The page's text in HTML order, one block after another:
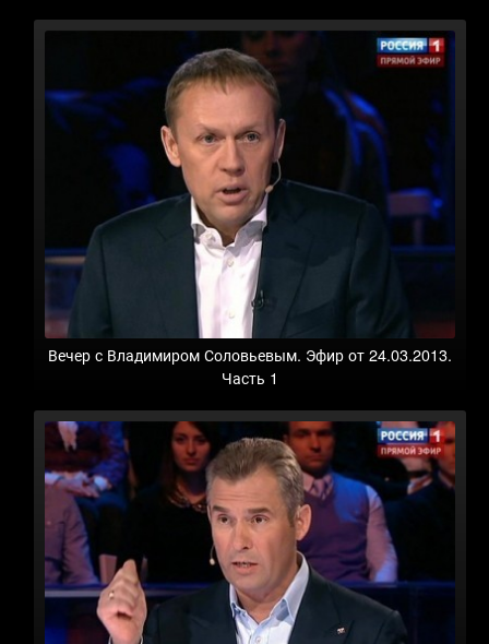
Вечер с Владимиром Соловьевым. Эфир от 24.03.2013.
Часть 1